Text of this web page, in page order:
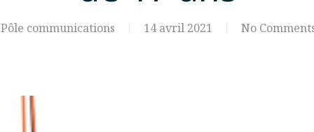
Pôle communications 14 avril 2021 No